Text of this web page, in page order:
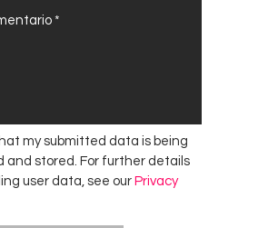
my submitted data is being
and stored. For further details
user data, see our Privacy